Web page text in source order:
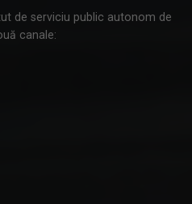
de serviciu public autonom de
canale: